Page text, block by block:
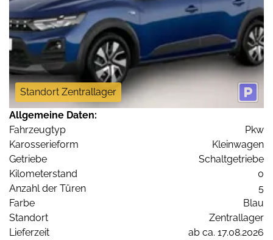
Standort Zentrallager
Allgemeine Daten:
Fahrzeugtyp
Pkw
Karosserieform
Kleinwagen
Getriebe
Schaltgetriebe
Kilometerstand
0
Anzahl der Türen
5
Farbe
Blau
Standort
Zentrallager
Lieferzeit
ab ca. 17.08.2026